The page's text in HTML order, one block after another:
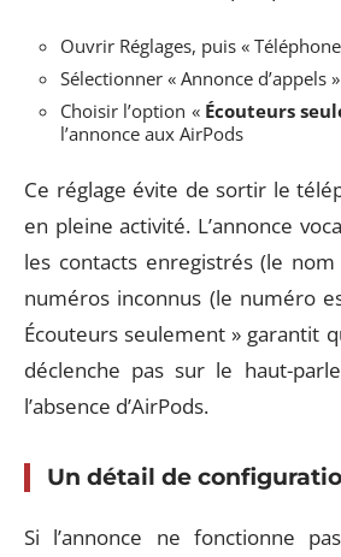
Ouvrir Réglages, puis «
Sélectionner « Annonce d’appels »
Choisir l’option « Écouteurs
l’annonce aux AirPods
Ce réglage évite de sortir le
en pleine activité. L’annonce
les contacts enregistrés (le
numéros inconnus (le numéro
Écouteurs seulement » garantit
déclenche pas sur le haut-
l’absence d’AirPods.
Un détail de
Si l’annonce ne fonctionne